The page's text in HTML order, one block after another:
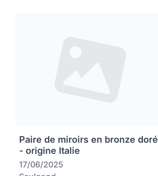
Paire de miroirs en bronze doré
- origine Italie
17/06/2025